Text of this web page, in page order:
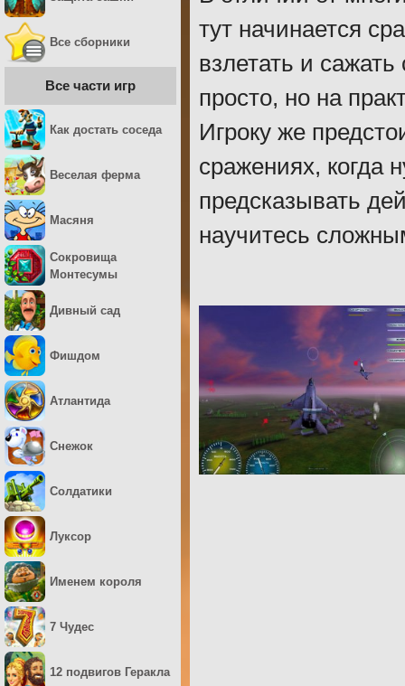
тут начинается
взлетать и
просто, но на
Игроку же
сражениях, когда
предсказывать
научитесь
Все сборники
Все части игр
Как достать соседа
Веселая ферма
Масяня
Сокровища
Монтесумы
Дивный сад
Фишдом
Атлантида
Снежок
Солдатики
Луксор
Именем короля
7 Чудес
12 подвигов Геракла